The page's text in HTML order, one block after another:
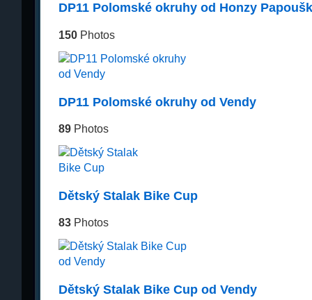
DP11 Polomské okruhy od Honzy
150Photos
DP11 Polomské okruhy od Vendy
89Photos
Dětský Stalak Bike Cup
83Photos
Dětský Stalak Bike Cup od Vendy